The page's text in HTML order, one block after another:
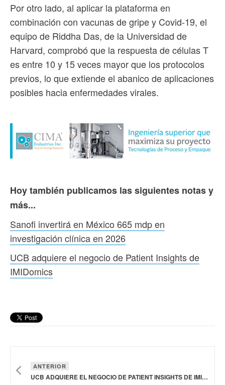
Por otro lado, al aplicar la plataforma en
combinación con vacunas de gripe y Covid-19, el
equipo de Riddha Das, de la Universidad de
Harvard, comprobó que la respuesta de células T
es entre 10 y 15 veces mayor que los protocolos
previos, lo que extiende el abanico de aplicaciones
posibles hacia enfermedades virales.
Hoy también publicamos las siguientes notas y
más...
Sanofi invertirá en México 665 mdp en
investigación clínica en 2026
UCB adquiere el negocio de Patient Insights de
IMIDomics
ANTERIOR
UCB ADQUIERE EL NEGOCIO DE PATIENT INSIGHTS DE IMIDOMICS